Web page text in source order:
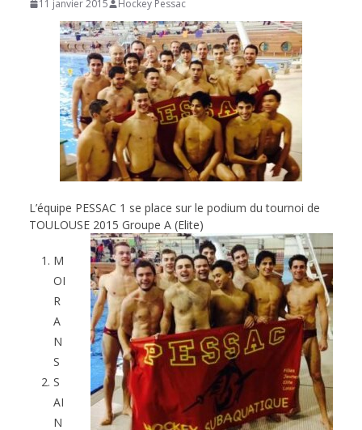
Hockey
Subaquatique
Pessac
11 janvier 2015 Hockey Pessac
L’équipe PESSAC 1 se place sur le podium du tournoi de
TOULOUSE 2015 Groupe A (Elite)
M
OI
R
A
N
S
S
AI
N